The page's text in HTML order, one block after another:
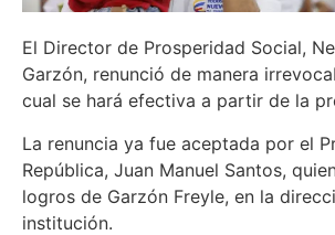
El Director de Prosperidad Social,
Garzón, renunció de manera
cual se hará efectiva a partir de la
La renuncia ya fue aceptada por el
República, Juan Manuel Santos,
logros de Garzón Freyle, en la
institución.